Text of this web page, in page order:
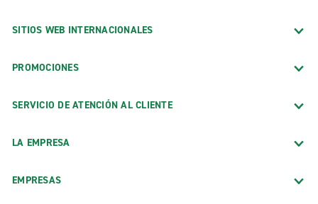
SITIOS WEB INTERNACIONALES
PROMOCIONES
SERVICIO DE ATENCIÓN AL CLIENTE
LA EMPRESA
EMPRESAS